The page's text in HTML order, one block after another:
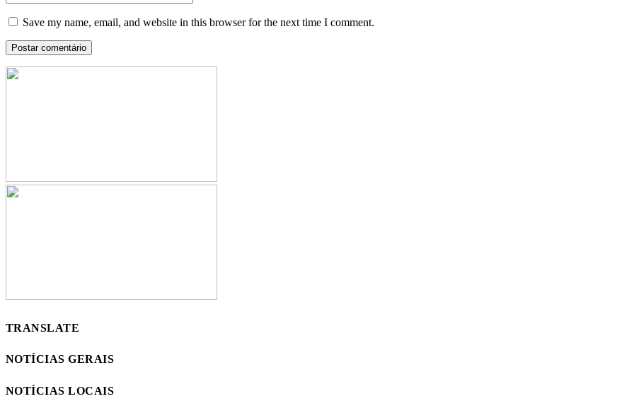
Save my name, email, and website in this browser for the next time I comment.
TRANSLATE
NOTÍCIAS GERAIS
NOTÍCIAS LOCAIS